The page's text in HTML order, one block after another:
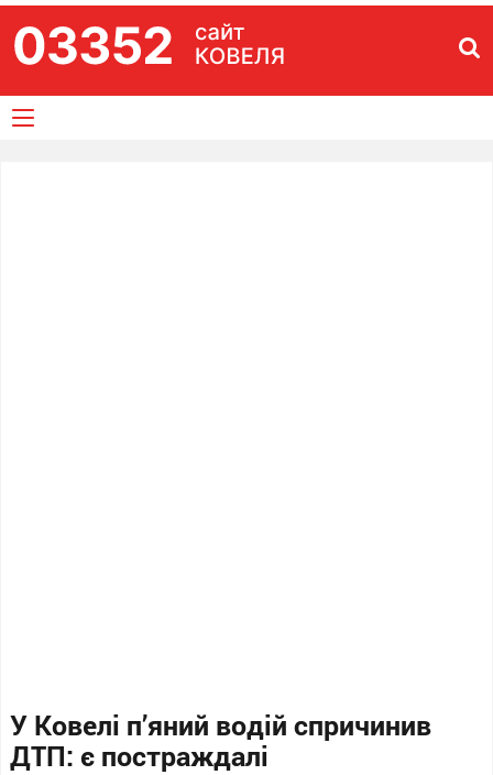
У Ковелі п’яний водій спричинив
ДТП: є постраждалі